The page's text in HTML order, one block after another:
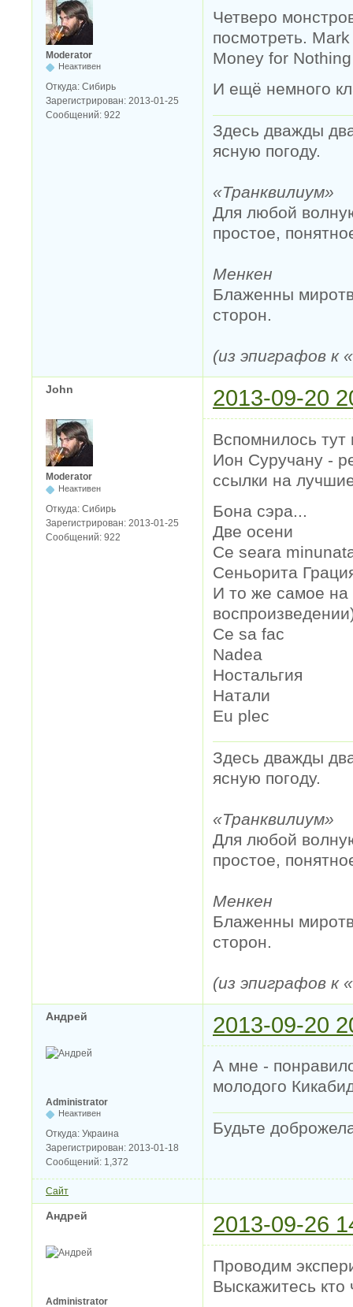
Moderator
Неактивен
Откуда: Сибирь
Зарегистрирован: 2013-01-25
Сообщений: 922
Четверо
посмотреть.
Money for Nothing
И ещё немного
Здесь дважды
ясную погоду.
«Транквилиум»
Для любой
простое,
Менкен
Блаженны
сторон.
(из эпиграфов к
John 2013-09-20
Moderator
Неактивен
Откуда: Сибирь
Зарегистрирован: 2013-01-25
Сообщений: 922
Вспомнилось
Ион Суручану -
ссылки на
Бона сэра...
Две осени
Ce seara
Сеньорита
И то же самое на
Ce sa fac
Nadea
Ностальгия
Натали
Eu plec
Здесь дважды
ясную погоду.
«Транквилиум»
Для любой
простое,
Менкен
Блаженны
сторон.
(из эпиграфов к
Андрей 2013-09-20
Administrator
Неактивен
Откуда: Украина
Зарегистрирован: 2013-01-18
Сообщений: 1,372
А мне -
молодого
Будьте
Сайт
Андрей 2013-09-26
Administrator
Проводим
Выскажитесь